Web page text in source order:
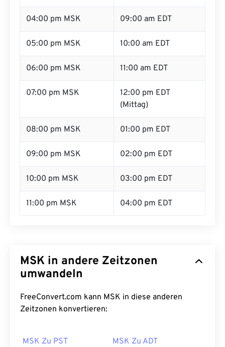
04:00 pm MSK 09:00 am EDT
05:00 pm MSK 10:00 am EDT
06:00 pm MSK 11:00 am EDT
07:00 pm MSK
12:00 pm EDT
(Mittag)
08:00 pm MSK 01:00 pm EDT
09:00 pm MSK 02:00 pm EDT
10:00 pm MSK 03:00 pm EDT
11:00 pm MSK 04:00 pm EDT
MSK in andere Zeitzonen
umwandeln
FreeConvert.com kann MSK in diese anderen
Zeitzonen konvertieren:
MSK Zu PST MSK Zu ADT